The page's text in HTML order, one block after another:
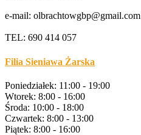
e-mail: olbrachtowgbp@gmail.com
TEL: 690 414 057
Filia Sieniawa Żarska
Poniedziałek: 11:00 - 19:00
Wtorek: 8:00 - 16:00
Środa: 10:00 - 18:00
Czwartek: 8:00 - 13:00
Piątek: 8:00 - 16:00